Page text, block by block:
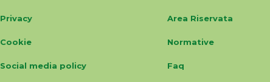
Privacy
Cookie
Social media policy
Area Riservata
Normative
Faq